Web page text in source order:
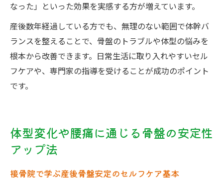
なった」といった効果を実感する方が増えています。
産後数年経過している方でも、無理のない範囲で体幹バ
ランスを整えることで、骨盤のトラブルや体型の悩みを
根本から改善できます。日常生活に取り入れやすいセル
フケアや、専門家の指導を受けることが成功のポイント
です。
体型変化や腰痛に通じる骨盤の安定性
アップ法
接骨院で学ぶ産後骨盤安定のセルフケア基本